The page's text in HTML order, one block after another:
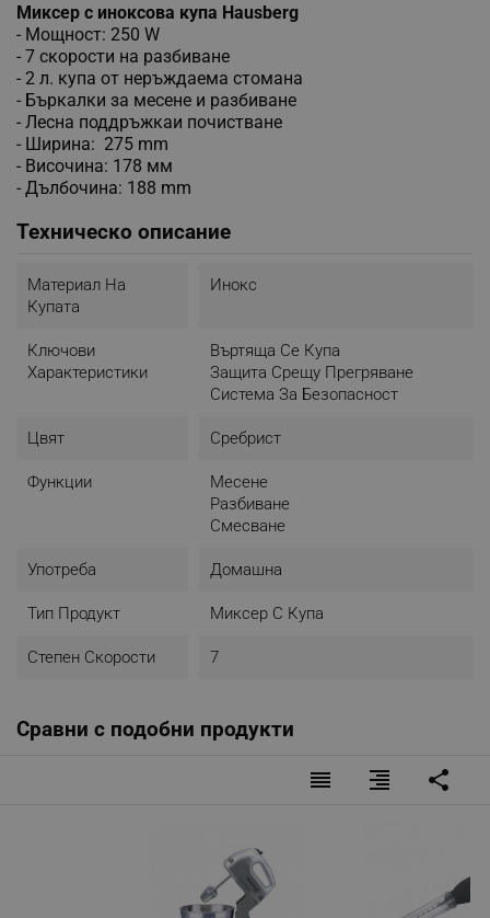
Миксер с иноксова купа Hausberg
- Мощност: 250 W
- 7 скорости на разбиване
- 2 л. купа от неръждаема стомана
- Бъркалки за месене и разбиване
- Лесна поддръжкаи почистване
- Ширина: 275 mm
- Височина: 178 мм
- Дълбочина: 188 mm
Техническо описание
Материал На
Купата
Инокс
Ключови
Характеристики
Въртяща Се Купа
Защита Срещу Прегряване
Система За Безопасност
Цвят Сребрист
Функции
Месене
Разбиване
Смесване
Употреба Домашна
Тип Продукт Миксер С Купа
Степен Скорости 7
Сравни с подобни продукти
reorder format_align_right share